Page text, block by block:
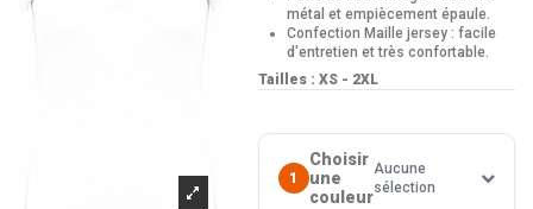
métal et empiècement épaule.
Confection Maille jersey : facile
d'entretien et très confortable.
Tailles : XS - 2XL
1
Choisir
une
couleur
Aucune
sélection